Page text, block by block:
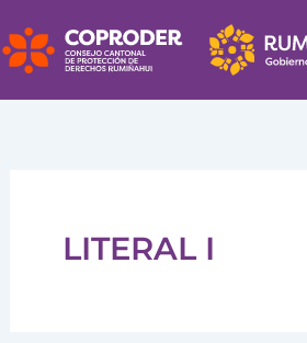
al
contenido
LITERAL I
por: